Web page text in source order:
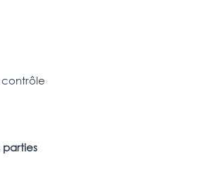
contrôle
parties